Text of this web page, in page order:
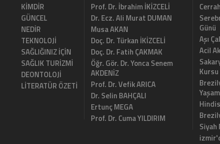
KİMDİR
GÜNCEL
NEDİR
TEKNOLOJİ
SAĞLIĞINIZ İÇİN
SAĞLIK TURİZMİ
DEONTOLOJİ
LİTERATÜR ÖZETİ
Prof. Dr. İbrahim İKİZCELİ
Dr. Ecz. Ali Murat DUMAN
Musa AKAN
Doç. Dr. Türkan İKİZCELİ
Doç. Dr. Fatih ÇAKMAK
Öğr. Gör. Dr. Yonca Senem
AKDENİZ
Prof. Dr. Vefik ARICA
Dr. Selin BAHÇALI
Ertunç MEGA
Prof. Dr. Cuma YILDIRIM
Günü
Aşı
Acil
Kursu
Yaşam